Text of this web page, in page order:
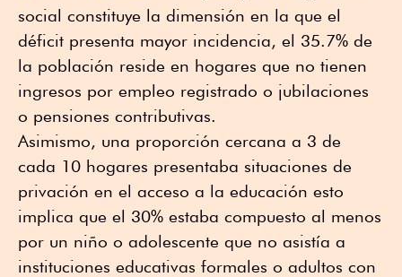
social constituye la dimensión en la que el
déficit presenta mayor incidencia, el 35.7% de
la población reside en hogares que no tienen
ingresos por empleo registrado o jubilaciones
o pensiones contributivas.
Asimismo, una proporción cercana a 3 de
cada 10 hogares presentaba situaciones de
privación en el acceso a la educación esto
implica que el 30% estaba compuesto al menos
por un niño o adolescente que no asistía a
instituciones educativas formales o adultos con